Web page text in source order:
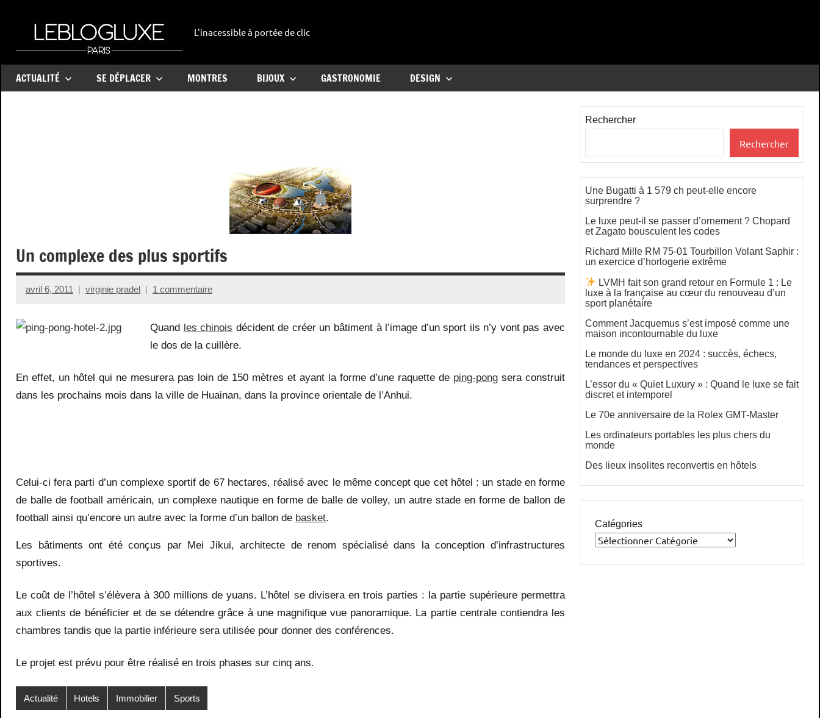
contenu
leblogluxe
L'inacessible à portée de clic
ACTUALITÉ SE DÉPLACER MONTRES BIJOUX GASTRONOMIE DESIGN
Un complexe des plus sportifs
avril 6, 2011 virginie pradel 1 commentaire
Quand les chinois décident de créer un bâtiment à l’image d’un sport ils n’y vont pas avec
le dos de la cuillère.
En effet, un hôtel qui ne mesurera pas loin de 150 mètres et ayant la forme d’une raquette de ping-pong sera construit
dans les prochains mois dans la ville de Huainan, dans la province orientale de l’Anhui.
Celui-ci fera parti d’un complexe sportif de 67 hectares, réalisé avec le même concept que cet hôtel : un stade en forme
de balle de football américain, un complexe nautique en forme de balle de volley, un autre stade en forme de ballon de
football ainsi qu’encore un autre avec la forme d’un ballon de basket.
Les bâtiments ont été conçus par Mei Jikui, architecte de renom spécialisé dans la conception d’infrastructures
sportives.
Le coût de l’hôtel s’élèvera à 300 millions de yuans. L’hôtel se divisera en trois parties : la partie supérieure permettra
aux clients de bénéficier et de se détendre grâce à une magnifique vue panoramique. La partie centrale contiendra les
chambres tandis que la partie inférieure sera utilisée pour donner des conférences.
Le projet est prévu pour être réalisé en trois phases sur cinq ans.
Actualité Hotels Immobilier Sports
Rechercher
Rechercher
Une Bugatti à 1 579 ch peut-elle encore
surprendre ?
Le luxe peut-il se passer d’ornement ? Chopard
et Zagato bousculent les codes
Richard Mille RM 75-01 Tourbillon Volant Saphir :
un exercice d’horlogerie extrême
LVMH fait son grand retour en Formule 1 : Le
luxe à la française au cœur du renouveau d’un
sport planétaire
Comment Jacquemus s’est imposé comme une
maison incontournable du luxe
Le monde du luxe en 2024 : succès, échecs,
tendances et perspectives
L’essor du « Quiet Luxury » : Quand le luxe se fait
discret et intemporel
Le 70e anniversaire de la Rolex GMT-Master
Les ordinateurs portables les plus chers du
monde
Des lieux insolites reconvertis en hôtels
Catégories